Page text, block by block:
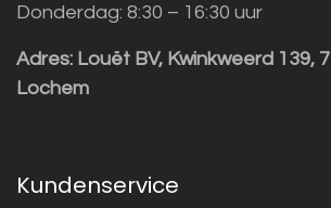
Donderdag: 8:30 – 16:30 uur
Adres: Louët BV, Kwinkweerd 139,
Lochem
Kundenservice